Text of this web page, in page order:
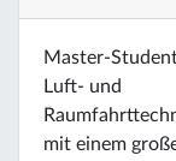
Master-
Luft- und
mit einem